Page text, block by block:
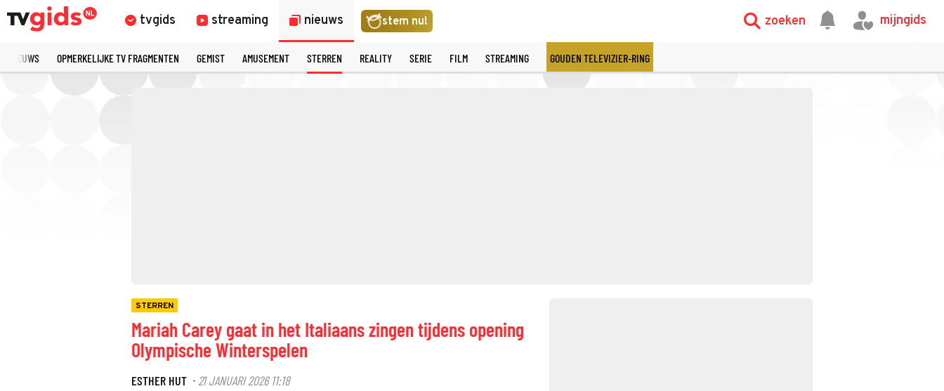
tvgids streaming nieuws stem nu! zoeken mijngids
NIEUWS OPMERKELIJKE TV FRAGMENTEN GEMIST AMUSEMENT STERREN REALITY SERIE FILM STREAMING GOUDEN TELEVIZIER-RING
STERREN
Mariah Carey gaat in het Italiaans zingen tijdens opening
Olympische Winterspelen
ESTHER HUT · 21 JANUARI 2026 11:18